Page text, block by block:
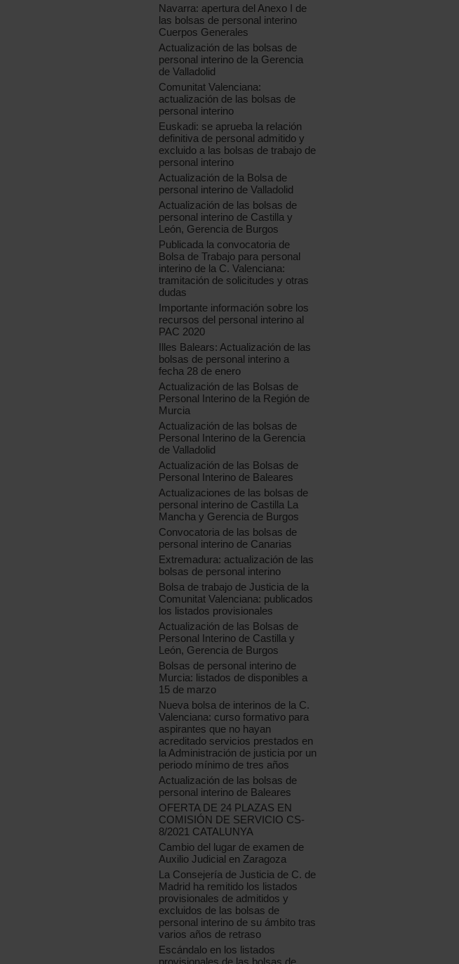
Navarra: apertura del Anexo I de
las bolsas de personal interino
Cuerpos Generales
Actualización de las bolsas de
personal interino de la Gerencia
de Valladolid
Comunitat Valenciana:
actualización de las bolsas de
personal interino
Euskadi: se aprueba la relación
definitiva de personal admitido y
excluido a las bolsas de trabajo de
personal interino
Actualización de la Bolsa de
personal interino de Valladolid
Actualización de las bolsas de
personal interino de Castilla y
León, Gerencia de Burgos
Publicada la convocatoria de
Bolsa de Trabajo para personal
interino de la C. Valenciana:
tramitación de solicitudes y otras
dudas
Importante información sobre los
recursos del personal interino al
PAC 2020
Illes Balears: Actualización de las
bolsas de personal interino a
fecha 28 de enero
Actualización de las Bolsas de
Personal Interino de la Región de
Murcia
Actualización de las bolsas de
Personal Interino de la Gerencia
de Valladolid
Actualización de las Bolsas de
Personal Interino de Baleares
Actualizaciones de las bolsas de
personal interino de Castilla La
Mancha y Gerencia de Burgos
Convocatoria de las bolsas de
personal interino de Canarias
Extremadura: actualización de las
bolsas de personal interino
Bolsa de trabajo de Justicia de la
Comunitat Valenciana: publicados
los listados provisionales
Actualización de las Bolsas de
Personal Interino de Castilla y
León, Gerencia de Burgos
Bolsas de personal interino de
Murcia: listados de disponibles a
15 de marzo
Nueva bolsa de interinos de la C.
Valenciana: curso formativo para
aspirantes que no hayan
acreditado servicios prestados en
la Administración de justicia por un
periodo mínimo de tres años
Actualización de las bolsas de
personal interino de Baleares
OFERTA DE 24 PLAZAS EN
COMISIÓN DE SERVICIO CS-
8/2021 CATALUNYA
Cambio del lugar de examen de
Auxilio Judicial en Zaragoza
La Consejería de Justicia de C. de
Madrid ha remitido los listados
provisionales de admitidos y
excluidos de las bolsas de
personal interino de su ámbito tras
varios años de retraso
Escándalo en los listados